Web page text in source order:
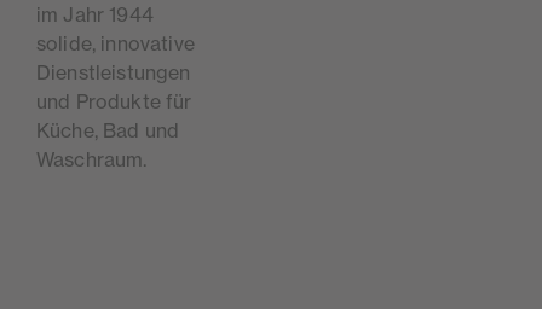
im Jahr 1944
solide, innovative
Dienstleistungen
und Produkte für
Küche, Bad und
Waschraum.